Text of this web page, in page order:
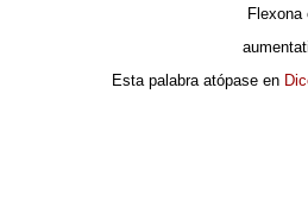
Esta palabra atópase en